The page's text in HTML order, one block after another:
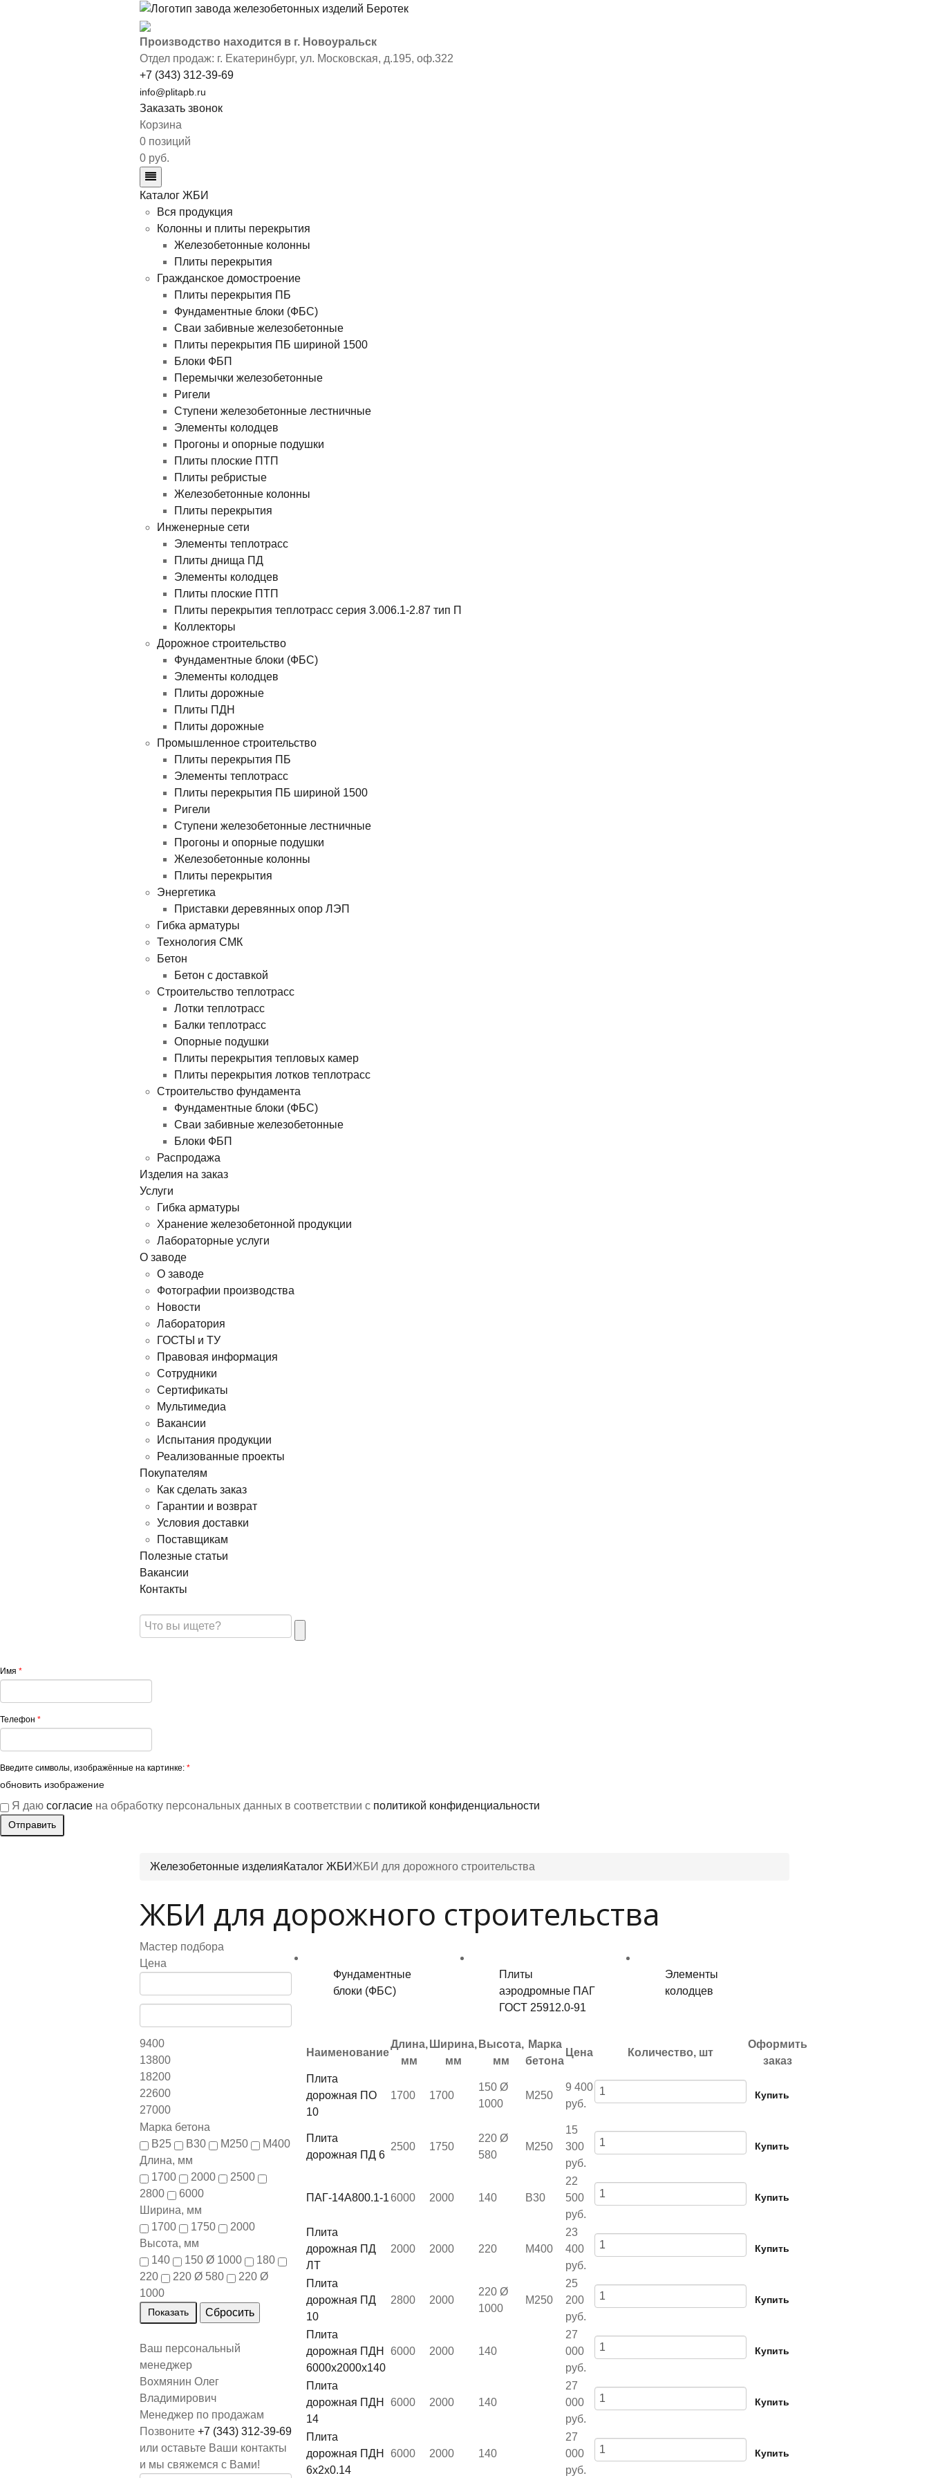
Производство находится в г. Новоуральск
Отдел продаж: г. Екатеринбург, ул. Московская, д.195, оф.322
+7 (343) 312-39-69
info@plitapb.ru
Заказать звонок
Корзина
0 позиций
0 руб.
Каталог ЖБИ
Вся продукция
Колонны и плиты перекрытия
Железобетонные колонны
Плиты перекрытия
Гражданское домостроение
Плиты перекрытия ПБ
Фундаментные блоки (ФБС)
Сваи забивные железобетонные
Плиты перекрытия ПБ шириной 1500
Блоки ФБП
Перемычки железобетонные
Ригели
Ступени железобетонные лестничные
Элементы колодцев
Прогоны и опорные подушки
Плиты плоские ПТП
Плиты ребристые
Железобетонные колонны
Плиты перекрытия
Инженерные сети
Элементы теплотрасс
Плиты днища ПД
Элементы колодцев
Плиты плоские ПТП
Плиты перекрытия теплотрасс серия 3.006.1-2.87 тип П
Коллекторы
Дорожное строительство
Фундаментные блоки (ФБС)
Элементы колодцев
Плиты дорожные
Плиты ПДН
Плиты дорожные
Промышленное строительство
Плиты перекрытия ПБ
Элементы теплотрасс
Плиты перекрытия ПБ шириной 1500
Ригели
Ступени железобетонные лестничные
Прогоны и опорные подушки
Железобетонные колонны
Плиты перекрытия
Энергетика
Приставки деревянных опор ЛЭП
Гибка арматуры
Технология СМК
Бетон
Бетон с доставкой
Строительство теплотрасс
Лотки теплотрасс
Балки теплотрасс
Опорные подушки
Плиты перекрытия тепловых камер
Плиты перекрытия лотков теплотрасс
Строительство фундамента
Фундаментные блоки (ФБС)
Сваи забивные железобетонные
Блоки ФБП
Распродажа
Изделия на заказ
Услуги
Гибка арматуры
Хранение железобетонной продукции
Лабораторные услуги
О заводе
О заводе
Фотографии производства
Новости
Лаборатория
ГОСТЫ и ТУ
Правовая информация
Сотрудники
Сертификаты
Мультимедиа
Вакансии
Испытания продукции
Реализованные проекты
Покупателям
Как сделать заказ
Гарантии и возврат
Условия доставки
Поставщикам
Полезные статьи
Вакансии
Контакты
Имя *
Телефон *
Введите символы, изображённые на картинке: *
обновить изображение
Я даю согласие на обработку персональных данных в соответствии с политикой конфиденциальности
Железобетонные изделияКаталог ЖБИ ЖБИ для дорожного строительства
ЖБИ для дорожного строительства
Мастер подбора
Цена
9400
13800
18200
22600
27000
Марка бетона
B25
B30 М250
М400
Длина, мм
1700
2000
2500
2800
6000
Ширина, мм
1700
1750
2000
Высота, мм
140
150 Ø 1000
180
220
220 Ø 580
220 Ø
1000
Ваш персональный
менеджер
Вохмянин Олег
Владимирович
Менеджер по продажам
Позвоните +7 (343) 312-39-69
или оставьте Ваши контакты
и мы свяжемся с Вами!
Фундаментные
блоки (ФБС)
Плиты
аэродромные ПАГ
ГОСТ 25912.0-91
Элементы
колодцев
Наименование
Длина,
мм
Ширина,
мм
Высота,
мм
Марка
бетона
Цена Количество, шт
Оформить
заказ
Плита
дорожная ПО
10
1700 1700
150 Ø
1000
М250
9 400
руб.
Купить
Плита
дорожная ПД 6
2500 1750
220 Ø
580
М250
15
300
руб.
Купить
ПАГ-14А800.1-16000 2000 140 B30
22
500
руб.
Купить
Плита
дорожная ПД
ЛТ
2000 2000 220 М400
23
400
руб.
Купить
Плита
дорожная ПД
10
2800 2000
220 Ø
1000
М250
25
200
руб.
Купить
Плита
дорожная ПДН
6000х2000х140
6000 2000 140
27
000
руб.
Купить
Плита
дорожная ПДН
14
6000 2000 140
27
000
руб.
Купить
Плита
дорожная ПДН
6х2х0.14
6000 2000 140
27
000
руб.
Купить